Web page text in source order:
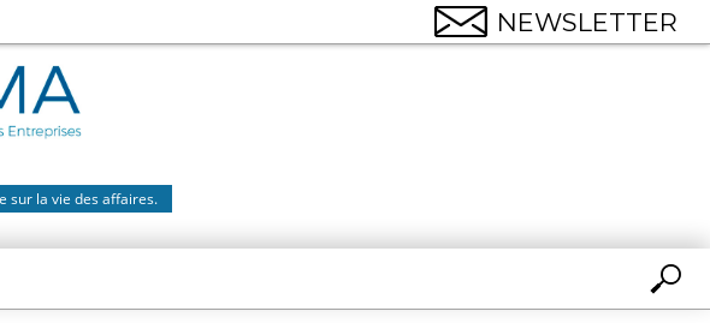
sur la vie des affaires.
NEWSLETTER